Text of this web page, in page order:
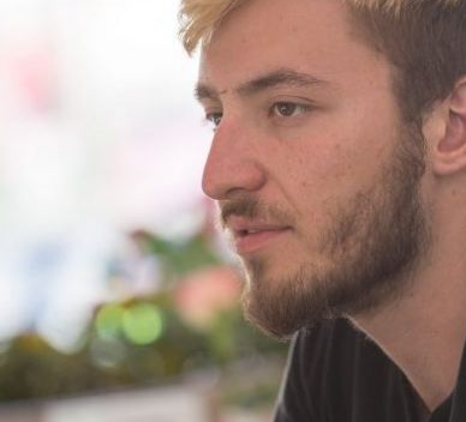
трансгендеры
ГЕЙ-АЛЬЯНС УКРАИНА Июл 27, 2017
В